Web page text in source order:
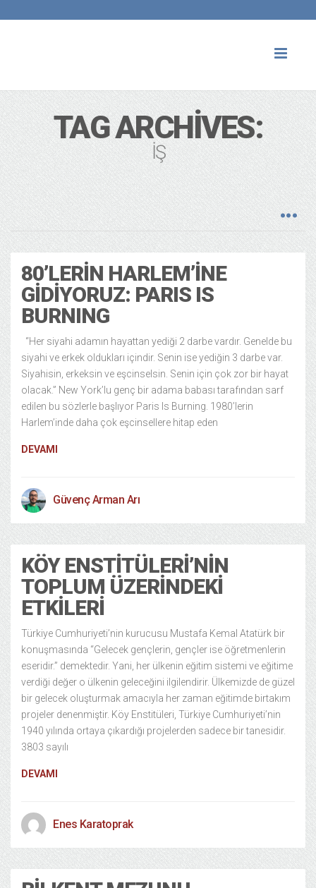
TAG ARCHIVES:
IŞ
80’LERIN HARLEM’INE
GIDIYORUZ: PARIS IS
BURNING
“Her siyahi adamın hayattan yediği 2 darbe vardır. Genelde bu
siyahi ve erkek oldukları içindir. Senin ise yediğin 3 darbe var.
Siyahisin, erkeksin ve eşcinselsin. Senin için çok zor bir hayat
olacak.” New York’lu genç bir adama babası tarafından sarf
edilen bu sözlerle başlıyor Paris Is Burning. 1980’lerin
Harlem’inde daha çok eşcinsellere hitap eden
DEVAMI
Güvenç Arman Arı
KÖY ENSTITÜLERI’NIN
TOPLUM ÜZERINDEKI
ETKILERI
Türkiye Cumhuriyeti’nin kurucusu Mustafa Kemal Atatürk bir
konuşmasında “Gelecek gençlerin, gençler ise öğretmenlerin
eseridir.” demektedir. Yani, her ülkenin eğitim sistemi ve eğitime
verdiği değer o ülkenin geleceğini ilgilendirir. Ülkemizde de güzel
bir gelecek oluşturmak amacıyla her zaman eğitimde birtakım
projeler denenmiştir. Köy Enstitüleri, Türkiye Cumhuriyeti’nin
1940 yılında ortaya çıkardığı projelerden sadece bir tanesidir.
3803 sayılı
DEVAMI
Enes Karatoprak